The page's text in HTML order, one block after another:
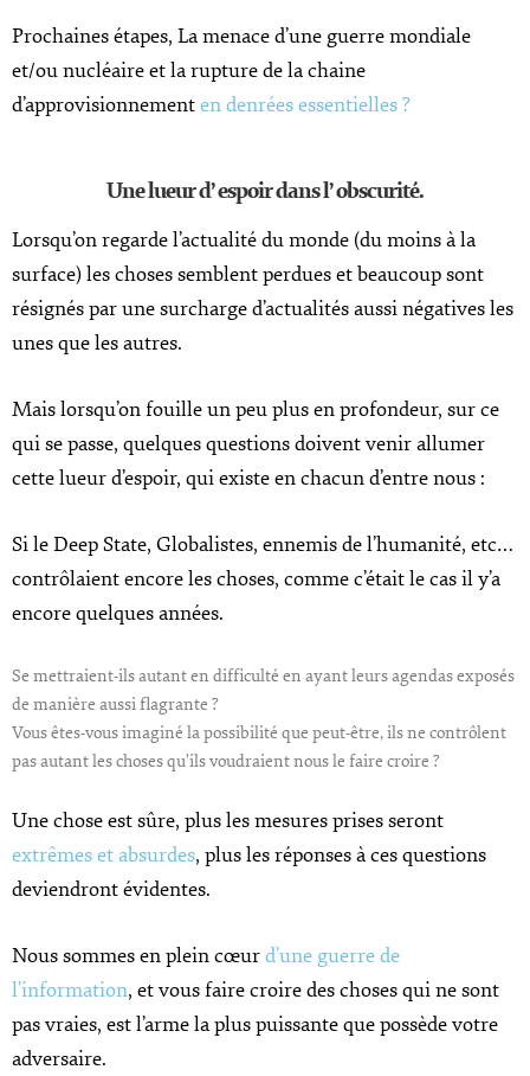
Prochaines étapes, La menace d’une guerre mondiale
et/ou nucléaire et la rupture de la chaine
d’approvisionnementen denrées essentielles ?
Une lueur d’ espoir dans l’ obscurité.
Lorsqu’on regarde l’actualité du monde (du moins à la
surface) les choses semblent perdues et beaucoup sont
résignés par une surcharge d’actualités aussi négatives les
unes que les autres.
Mais lorsqu’on fouille un peu plus en profondeur, sur ce
qui se passe, quelques questions doivent venir allumer
cette lueur d’espoir, qui existe en chacun d’entre nous :
Si le Deep State, Globalistes, ennemis de l’humanité, etc…
contrôlaient encore les choses, comme c’était le cas il y’a
encore quelques années.
Se mettraient-ils autant en difficulté en ayant leurs agendas exposés
de manière aussi flagrante ?
Vous êtes-vous imaginé la possibilité que peut-être, ils ne contrôlent
pas autant les choses qu’ils voudraient nous le faire croire ?
Une chose est sûre, plus les mesures prises seront
extrêmes et absurdes, plus les réponses à ces questions
deviendront évidentes.
Nous sommes en plein cœurd’une guerre de
l’information, et vous faire croire des choses qui ne sont
pas vraies, est l’arme la plus puissante que possède votre
adversaire.